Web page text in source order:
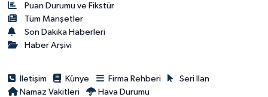
Puan Durumu ve Fikstür
Tüm Manşetler
Son Dakika Haberleri
Haber Arşivi
İletişim Künye Firma Rehberi
Seri İlan
Namaz Vakitleri
Hava Durumu